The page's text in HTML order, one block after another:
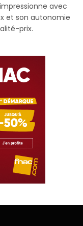
avec
et son autonomie
prix.